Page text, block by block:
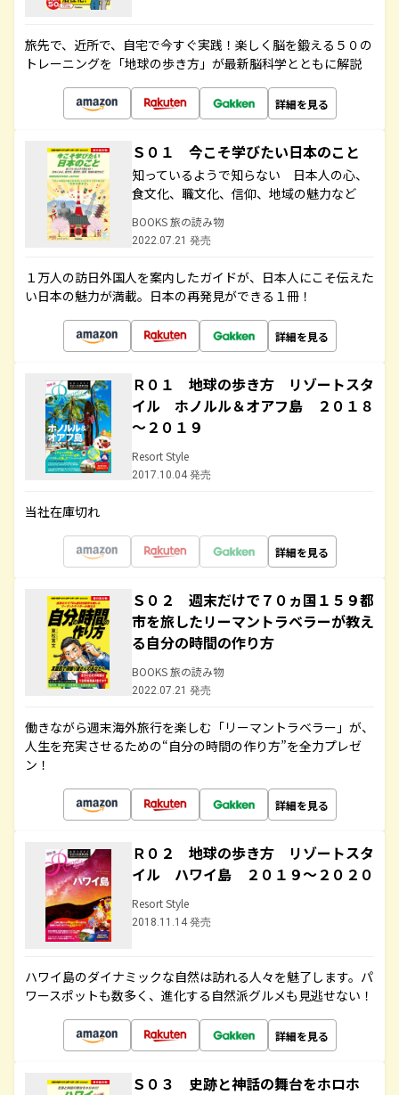
旅先で、近所で、自宅で今すぐ実践！楽しく脳を鍛える５０の
トレーニングを「地球の歩き方」が最新脳科学とともに解説
詳細を見る
Ｓ０１ 今こそ学びたい日本のこと
知っているようで知らない 日本人の心、
食文化、職文化、信仰、地域の魅力など
BOOKS 旅の読み物
2022.07.21 発売
１万人の訪日外国人を案内したガイドが、日本人にこそ伝えた
い日本の魅力が満載。日本の再発見ができる１冊！
詳細を見る
Ｒ０１ 地球の歩き方 リゾートスタ
イル ホノルル＆オアフ島 ２０１８
～２０１９
Resort Style
2017.10.04 発売
当社在庫切れ
詳細を見る
Ｓ０２ 週末だけで７０ヵ国１５９都
市を旅したリーマントラベラーが教え
る自分の時間の作り方
BOOKS 旅の読み物
2022.07.21 発売
働きながら週末海外旅行を楽しむ「リーマントラベラー」が、
人生を充実させるための“自分の時間の作り方”を全力プレゼ
ン！
詳細を見る
Ｒ０２ 地球の歩き方 リゾートスタ
イル ハワイ島 ２０１９～２０２０
Resort Style
2018.11.14 発売
ハワイ島のダイナミックな自然は訪れる人々を魅了します。パ
ワースポットも数多く、進化する自然派グルメも見逃せない！
詳細を見る
Ｓ０３ 史跡と神話の舞台をホロホ